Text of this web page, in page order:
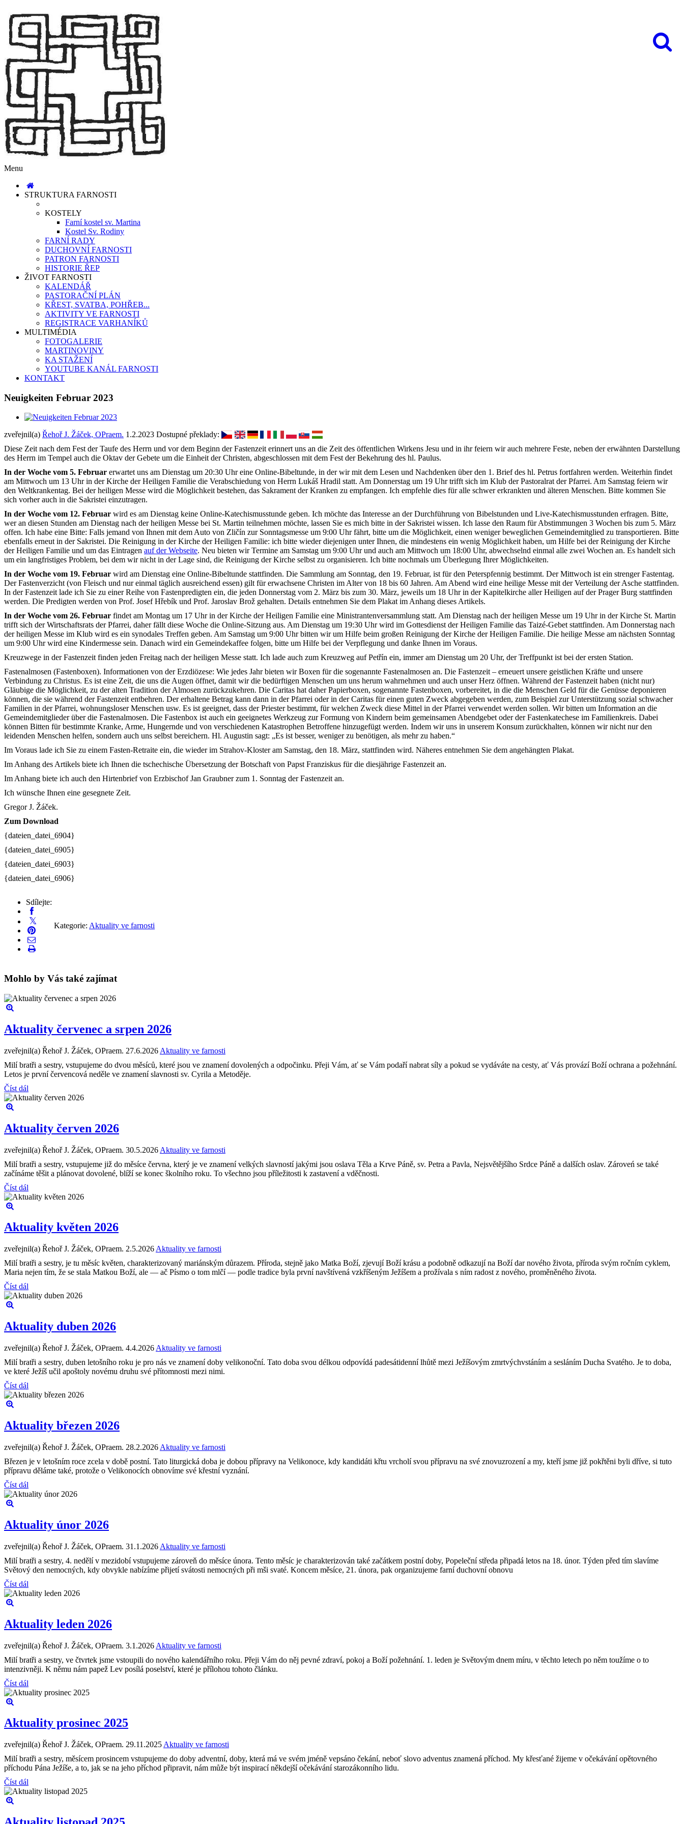
Menu
STRUKTURA FARNOSTI
KOSTELY
Farní kostel sv. Martina
Kostel Sv. Rodiny
FARNÍ RADY
DUCHOVNÍ FARNOSTI
PATRON FARNOSTI
HISTORIE ŘEP
ŽIVOT FARNOSTI
KALENDÁŘ
PASTORAČNÍ PLÁN
KŘEST, SVATBA, POHŘEB...
AKTIVITY VE FARNOSTI
REGISTRACE VARHANÍKŮ
MULTIMÉDIA
FOTOGALERIE
MARTINOVINY
KA STAŽENÍ
YOUTUBE KANÁL FARNOSTI
KONTAKT
Neuigkeiten Februar 2023
zveřejnil(a) Řehoř J. Žáček, OPraem. 1.2.2023 Dostupné překlady:
Diese Zeit nach dem Fest der Taufe des Herrn und vor dem Beginn der Fastenzeit erinnert uns an die Zeit des öffentlichen Wirkens Jesu und in ihr feiern wir auch mehrere Feste, neben der erwähnten Darstellung
des Herrn im Tempel auch die Oktav der Gebete um die Einheit der Christen, abgeschlossen mit dem Fest der Bekehrung des hl. Paulus.
In der Woche vom 5. Februar erwartet uns am Dienstag um 20:30 Uhr eine Online-Bibeltunde, in der wir mit dem Lesen und Nachdenken über den 1. Brief des hl. Petrus fortfahren werden. Weiterhin findet
am Mittwoch um 13 Uhr in der Kirche der Heiligen Familie die Verabschiedung von Herrn Lukáš Hradil statt. Am Donnerstag um 19 Uhr trifft sich im Klub der Pastoralrat der Pfarrei. Am Samstag feiern wir
den Weltkrankentag. Bei der heiligen Messe wird die Möglichkeit bestehen, das Sakrament der Kranken zu empfangen. Ich empfehle dies für alle schwer erkrankten und älteren Menschen. Bitte kommen Sie
sich vorher auch in die Sakristei einzutragen.
In der Woche vom 12. Februar wird es am Dienstag keine Online-Katechismusstunde geben. Ich möchte das Interesse an der Durchführung von Bibelstunden und Live-Katechismusstunden erfragen. Bitte,
wer an diesen Stunden am Dienstag nach der heiligen Messe bei St. Martin teilnehmen möchte, lassen Sie es mich bitte in der Sakristei wissen. Ich lasse den Raum für Abstimmungen 3 Wochen bis zum 5. März
offen. Ich habe eine Bitte: Falls jemand von Ihnen mit dem Auto von Zličín zur Sonntagsmesse um 9:00 Uhr fährt, bitte um die Möglichkeit, einen weniger beweglichen Gemeindemitglied zu transportieren. Bitte
ebenfalls erneut in der Sakristei. Die Reinigung in der Kirche der Heiligen Familie: ich bitte wieder diejenigen unter Ihnen, die mindestens ein wenig Möglichkeit haben, um Hilfe bei der Reinigung der Kirche
der Heiligen Familie und um das Eintragen auf der Webseite. Neu bieten wir Termine am Samstag um 9:00 Uhr und auch am Mittwoch um 18:00 Uhr, abwechselnd einmal alle zwei Wochen an. Es handelt sich
um ein langfristiges Problem, bei dem wir nicht in der Lage sind, die Reinigung der Kirche selbst zu organisieren. Ich bitte nochmals um Überlegung Ihrer Möglichkeiten.
In der Woche vom 19. Februar wird am Dienstag eine Online-Bibeltunde stattfinden. Die Sammlung am Sonntag, den 19. Februar, ist für den Peterspfennig bestimmt. Der Mittwoch ist ein strenger Fastentag.
Der Fastenverzicht (von Fleisch und nur einmal täglich ausreichend essen) gilt für erwachsene Christen im Alter von 18 bis 60 Jahren. Am Abend wird eine heilige Messe mit der Verteilung der Asche stattfinden.
In der Fastenzeit lade ich Sie zu einer Reihe von Fastenpredigten ein, die jeden Donnerstag vom 2. März bis zum 30. März, jeweils um 18 Uhr in der Kapitelkirche aller Heiligen auf der Prager Burg stattfinden
werden. Die Predigten werden von Prof. Josef Hřebík und Prof. Jaroslav Brož gehalten. Details entnehmen Sie dem Plakat im Anhang dieses Artikels.
In der Woche vom 26. Februar findet am Montag um 17 Uhr in der Kirche der Heiligen Familie eine Ministrantenversammlung statt. Am Dienstag nach der heiligen Messe um 19 Uhr in der Kirche St. Martin
trifft sich der Wirtschaftsrats der Pfarrei, daher fällt diese Woche die Online-Sitzung aus. Am Dienstag um 19:30 Uhr wird im Gottesdienst der Heiligen Familie das Taizé-Gebet stattfinden. Am Donnerstag nach
der heiligen Messe im Klub wird es ein synodales Treffen geben. Am Samstag um 9:00 Uhr bitten wir um Hilfe beim großen Reinigung der Kirche der Heiligen Familie. Die heilige Messe am nächsten Sonntag
um 9:00 Uhr wird eine Kindermesse sein. Danach wird ein Gemeindekaffee folgen, bitte um Hilfe bei der Verpflegung und danke Ihnen im Voraus.
Kreuzwege in der Fastenzeit finden jeden Freitag nach der heiligen Messe statt. Ich lade auch zum Kreuzweg auf Petřín ein, immer am Dienstag um 20 Uhr, der Treffpunkt ist bei der ersten Station.
Fastenalmosen (Fastenboxen). Informationen von der Erzdiözese: Wie jedes Jahr bieten wir Boxen für die sogenannte Fastenalmosen an. Die Fastenzeit – erneuert unsere geistlichen Kräfte und unsere
Verbindung zu Christus. Es ist eine Zeit, die uns die Augen öffnet, damit wir die bedürftigen Menschen um uns herum wahrnehmen und auch unser Herz öffnen. Während der Fastenzeit haben (nicht nur)
Gläubige die Möglichkeit, zu der alten Tradition der Almosen zurückzukehren. Die Caritas hat daher Papierboxen, sogenannte Fastenboxen, vorbereitet, in die die Menschen Geld für die Genüsse deponieren
können, die sie während der Fastenzeit entbehren. Der erhaltene Betrag kann dann in der Pfarrei oder in der Caritas für einen guten Zweck abgegeben werden, zum Beispiel zur Unterstützung sozial schwacher
Familien in der Pfarrei, wohnungsloser Menschen usw. Es ist geeignet, dass der Priester bestimmt, für welchen Zweck diese Mittel in der Pfarrei verwendet werden sollen. Wir bitten um Information an die
Gemeindemitglieder über die Fastenalmosen. Die Fastenbox ist auch ein geeignetes Werkzeug zur Formung von Kindern beim gemeinsamen Abendgebet oder der Fastenkatechese im Familienkreis. Dabei
können Bitten für bestimmte Kranke, Arme, Hungernde und von verschiedenen Katastrophen Betroffene hinzugefügt werden. Indem wir uns in unserem Konsum zurückhalten, können wir nicht nur den
leidenden Menschen helfen, sondern auch uns selbst bereichern. Hl. Augustin sagt: „Es ist besser, weniger zu benötigen, als mehr zu haben.“
Im Voraus lade ich Sie zu einem Fasten-Retraite ein, die wieder im Strahov-Kloster am Samstag, den 18. März, stattfinden wird. Näheres entnehmen Sie dem angehängten Plakat.
Im Anhang des Artikels biete ich Ihnen die tschechische Übersetzung der Botschaft von Papst Franziskus für die diesjährige Fastenzeit an.
Im Anhang biete ich auch den Hirtenbrief von Erzbischof Jan Graubner zum 1. Sonntag der Fastenzeit an.
Ich wünsche Ihnen eine gesegnete Zeit.
Gregor J. Žáček.
Zum Download
{dateien_datei_6904}
{dateien_datei_6905}
{dateien_datei_6903}
{dateien_datei_6906}
Sdílejte:
Kategorie: Aktuality ve farnosti
Mohlo by Vás také zajímat
Aktuality červenec a srpen 2026
zveřejnil(a) Řehoř J. Žáček, OPraem. 27.6.2026 Aktuality ve farnosti
Milí bratři a sestry, vstupujeme do dvou měsíců, které jsou ve znamení dovolených a odpočinku. Přeji Vám, ať se Vám podaří nabrat síly a pokud se vydáváte na cesty, ať Vás provází Boží ochrana a požehnání.
Letos je první červencová neděle ve znamení slavnosti sv. Cyrila a Metoděje.
Číst dál
Aktuality červen 2026
zveřejnil(a) Řehoř J. Žáček, OPraem. 30.5.2026 Aktuality ve farnosti
Milí bratři a sestry, vstupujeme již do měsíce června, který je ve znamení velkých slavností jakými jsou oslava Těla a Krve Páně, sv. Petra a Pavla, Nejsvětějšího Srdce Páně a dalších oslav. Zároveń se také
začínáme těšit a plánovat dovolené, blíží se konec školního roku. To všechno jsou příležitosti k zastavení a vděčnosti.
Číst dál
Aktuality květen 2026
zveřejnil(a) Řehoř J. Žáček, OPraem. 2.5.2026 Aktuality ve farnosti
Milí bratři a sestry, je tu měsíc květen, charakterizovaný mariánským důrazem. Příroda, stejně jako Matka Boží, zjevují Boží krásu a podobně odkazují na Boží dar nového života, příroda svým ročním cyklem,
Maria nejen tím, že se stala Matkou Boží, ale — ač Písmo o tom mlčí — podle tradice byla první navštívená vzkříšeným Ježíšem a prožívala s ním radost z nového, proměněného života.
Číst dál
Aktuality duben 2026
zveřejnil(a) Řehoř J. Žáček, OPraem. 4.4.2026 Aktuality ve farnosti
Milí bratři a sestry, duben letošního roku je pro nás ve znamení doby velikonoční. Tato doba svou délkou odpovídá padesátidenní lhůtě mezi Ježíšovým zmrtvýchvstáním a sesláním Ducha Svatého. Je to doba,
ve které Ježíš učil apoštoly novému druhu své přítomnosti mezi nimi.
Číst dál
Aktuality březen 2026
zveřejnil(a) Řehoř J. Žáček, OPraem. 28.2.2026 Aktuality ve farnosti
Březen je v letošním roce zcela v době postní. Tato liturgická doba je dobou přípravy na Velikonoce, kdy kandidáti křtu vrcholí svou přípravu na své znovuzrození a my, kteří jsme již pokřtěni byli dříve, si tuto
přípravu děláme také, protože o Velikonocích obnovíme své křestní vyznání.
Číst dál
Aktuality únor 2026
zveřejnil(a) Řehoř J. Žáček, OPraem. 31.1.2026 Aktuality ve farnosti
Milí bratři a sestry, 4. nedělí v mezidobí vstupujeme zároveň do měsíce února. Tento měsíc je charakterizován také začátkem postní doby, Popeleční středa připadá letos na 18. únor. Týden před tím slavíme
Světový den nemocných, kdy obvykle nabízíme přijetí svátosti nemocných při mši svaté. Koncem měsíce, 21. února, pak organizujeme farní duchovní obnovu
Číst dál
Aktuality leden 2026
zveřejnil(a) Řehoř J. Žáček, OPraem. 3.1.2026 Aktuality ve farnosti
Milí bratři a sestry, ve čtvrtek jsme vstoupili do nového kalendářního roku. Přeji Vám do něj pevné zdraví, pokoj a Boží požehnání. 1. leden je Světovým dnem míru, v těchto letech po něm toužíme o to
intenzivněji. K němu nám papež Lev posílá poselství, které je přílohou tohoto článku.
Číst dál
Aktuality prosinec 2025
zveřejnil(a) Řehoř J. Žáček, OPraem. 29.11.2025 Aktuality ve farnosti
Milí bratři a sestry, měsícem prosincem vstupujeme do doby adventní, doby, která má ve svém jméně vepsáno čekání, neboť slovo adventus znamená příchod. My křesťané žijeme v očekávání opětovného
příchodu Pána Ježíše, a to, jak se na jeho příchod připravit, nám může být inspirací někdejší očekávání starozákonního lidu.
Číst dál